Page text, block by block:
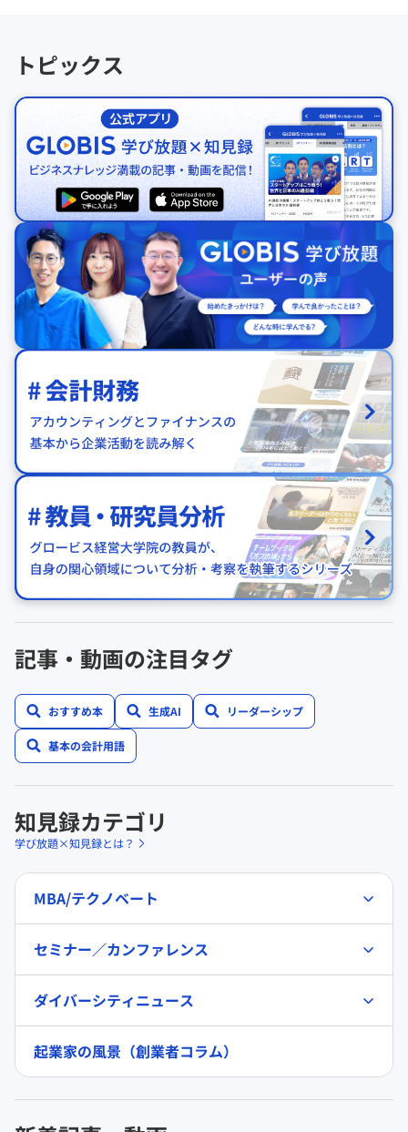
トピックス
記事・動画の注目タグ
おすすめ本 生成AI リーダーシップ
基本の会計用語
知見録カテゴリ
学び放題×知見録とは？
MBA/テクノベート
セミナー／カンファレンス
ダイバーシティニュース
起業家の風景（創業者コラム）